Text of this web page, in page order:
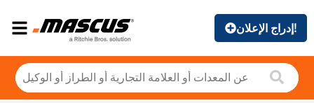
إدراج الإعلان!